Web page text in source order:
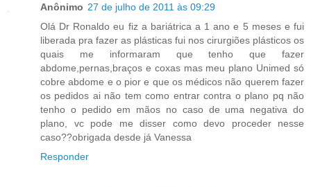
Anônimo 27 de julho de 2011 às 09:29
Olá Dr Ronaldo eu fiz a bariátrica a 1 ano e 5 meses e fui
liberada pra fazer as plásticas fui nos cirurgiões plásticos os
quais me informaram que tenho que fazer
abdome,pernas,braços e coxas mas meu plano Unimed só
cobre abdome e o pior e que os médicos não querem fazer
os pedidos ai não tem como entrar contra o plano pq não
tenho o pedido em mãos no caso de uma negativa do
plano, vc pode me disser como devo proceder nesse
caso??obrigada desde já Vanessa
Responder